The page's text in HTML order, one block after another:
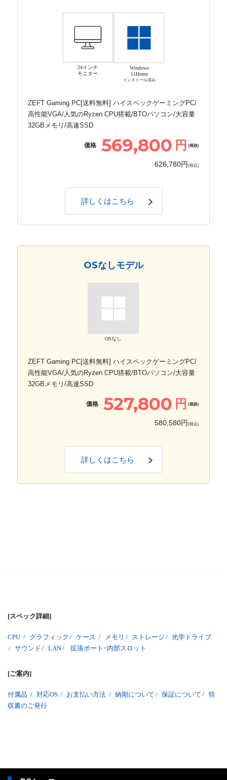
24インチ
モニター
Windows
11Home
インストール済み
ZEFT Gaming PC[送料無料] ハイスペックゲーミングPC/
高性能VGA/人気のRyzen CPU搭載/BTOパソコン/大容量
32GBメモリ/高速SSD
価格 569,800 円 (税抜)
626,780円 (税込)
詳しくはこちら
OSなしモデル
OSなし
ZEFT Gaming PC[送料無料] ハイスペックゲーミングPC/
高性能VGA/人気のRyzen CPU搭載/BTOパソコン/大容量
32GBメモリ/高速SSD
価格 527,800 円 (税抜)
580,580円 (税込)
詳しくはこちら
[スペック詳細]
CPU / グラフィック / ケース / メモリ / ストレージ / 光学ドライブ
/ サウンド / LAN/ 拡張ポート･内部スロット
[ご案内]
付属品 / 対応OS / お支払い方法 / 納期について / 保証について / 領
収書のご発行